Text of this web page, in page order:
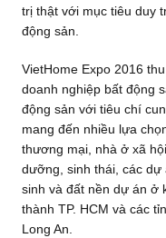
trị thật với mục tiêu duy
động sản.
VietHome Expo 2016
doanh nghiệp bất động
động sản với tiêu chí
mang đến nhiều lựa
thương mại, nhà ở xã
dưỡng, sinh thái, các
sinh và đất nền dự án ở
thành TP. HCM và các
Long An.